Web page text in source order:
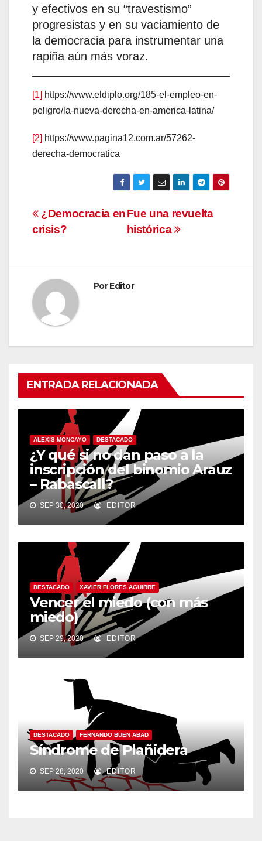
y efectivos en su “travestismo”
progresistas y en su vaciamiento de
la democracia para instrumentar una
rapiña aún más voraz.
[1] https://www.eldiplo.org/185-el-empleo-en-
peligro/la-nueva-derecha-en-america-latina/
[2] https://www.pagina12.com.ar/57262-
derecha-democratica
Navegación
de
Fue una revuelta
histórica
¿Democracia en
crisis?
PorEditor
ENTRADA RELACIONADA
ALEXIS MONCAYO DESTACADO
¿Y qué si no dan paso a la
inscripción del binomio Arauz
– Rabascall?
SEP 30, 2020 EDITOR
DESTACADO XAVIER FLORES AGUIRRE
Vencer el miedo (con más
miedo)
SEP 29, 2020 EDITOR
DESTACADO FERNANDO BUEN ABAD
Síndrome de Plañidera
SEP 28, 2020 EDITOR